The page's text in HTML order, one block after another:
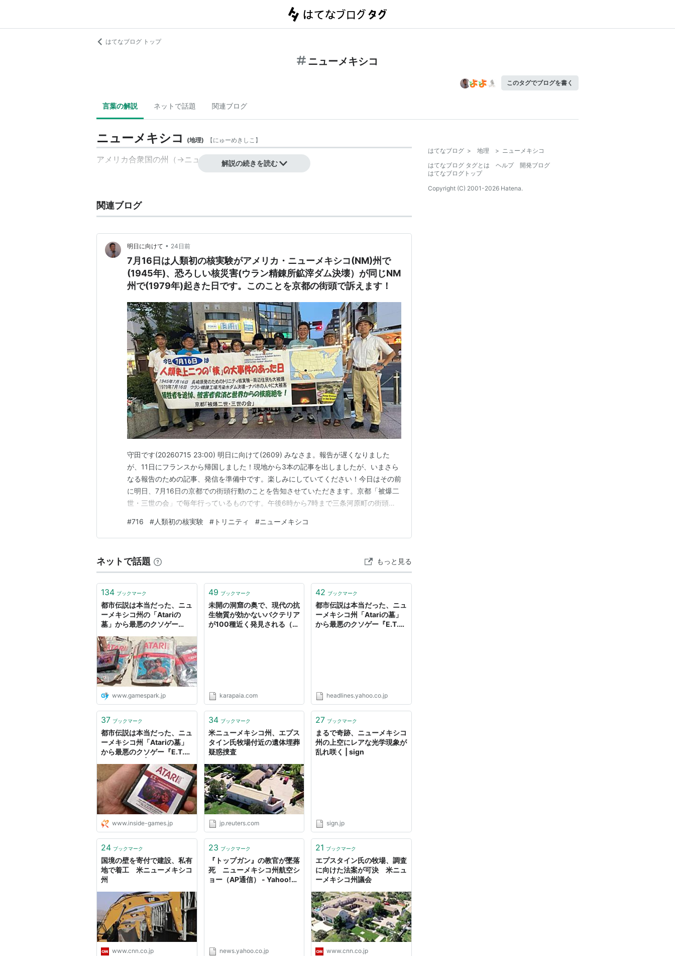
はてなブログ トップ
ニューメキシコ
このタグでブログを書く
言葉の解説 ネットで話題 関連ブログ
ニューメキシコ (地理) 【にゅーめきしこ 】
アメリカ合衆国の州（→ニューメキシコ州、アメリカ）
解説の続きを読む
関連ブログ
明日に向けて • 24日前
7月16日は人類初の核実験がアメリカ・ニューメキシコ(NM)州で
(1945年)、恐ろしい核災害(ウラン精錬所鉱滓ダム決壊）が同じNM
州で(1979年)起きた日です。このことを京都の街頭で訴えます！
守田です(20260715 23:00) 明日に向けて(2609) みなさま。報告が遅くなりました
が、11日にフランスから帰国しました！現地から3本の記事を出しましたが、いまさら
なる報告のための記事、発信を準備中です。楽しみにしていてください！今日はその前
に明日、7月16日の京都での街頭行動のことを告知させていただきます。京都「被爆二
世・三世の会」で毎年行っているものです。午後6時から7時まで三条河原町の街頭に
1945年、人類初の核実験が行われ初めての核爆弾によるヒバクシャが生まれた 1945
年のこの日…
#716 #人類初の核実験 # トリニティ #ニューメキシコ
ネットで話題 もっと見る
134 ブックマーク
都市伝説は本当だった、ニュ
ーメキシコ州の「Atariの
墓」から最悪のクソゲー
される | Game*Spark - 国
内・海外ゲーム情報サイト
www.gamespark.jp
49 ブックマーク
未開の洞窟の奥で、現代の抗
生物質が効かないバクテリア
が100種近く発見される（米
karapaia.com
42 ブックマーク
都市伝説は本当だった、ニュ
ーメキシコ州「Atariの墓」
から最悪のクソゲー『E.T.』
headlines.yahoo.co.jp
37 ブックマーク
都市伝説は本当だった、ニュ
ーメキシコ州「Atariの墓」
から最悪のクソゲー『E.T.』
www.inside-games.jp
34 ブックマーク
米ニューメキシコ州、エプス
タイン氏牧場付近の遺体埋葬
疑惑捜査
jp.reuters.com
27 ブックマーク
まるで奇跡、ニューメキシコ
州の上空にレアな光学現象が
乱れ咲く | sign
sign.jp
24 ブックマーク
国境の壁を寄付で建設、私有
地で着工 米ニューメキシコ
州
www.cnn.co.jp
23 ブックマーク
『トップガン』の教官が墜落
死 ニューメキシコ州航空シ
ョー（AP通信） - Yahoo!ニ
news.yahoo.co.jp
21 ブックマーク
エプスタイン氏の牧場、調査
に向けた法案が可決 米ニュ
ーメキシコ州議会
www.cnn.co.jp
はてなブログ > 地理 > ニューメキシコ
はてなブログ タグとは
ヘルプ
開発ブログ
はてなブログトップ
Copyright (C) 2001-2026 Hatena.